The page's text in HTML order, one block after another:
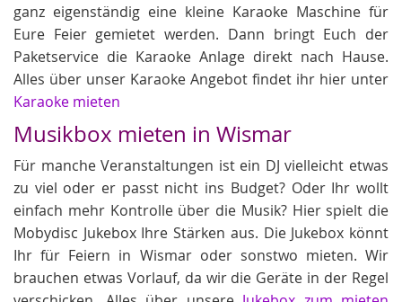
ganz eigenständig eine kleine Karaoke Maschine für
Eure Feier gemietet werden. Dann bringt Euch der
Paketservice die Karaoke Anlage direkt nach Hause.
Alles über unser Karaoke Angebot findet ihr hier unter
Karaoke mieten
Musikbox mieten in Wismar
Für manche Veranstaltungen ist ein DJ vielleicht etwas
zu viel oder er passt nicht ins Budget? Oder Ihr wollt
einfach mehr Kontrolle über die Musik? Hier spielt die
Mobydisc Jukebox Ihre Stärken aus. Die Jukebox könnt
Ihr für Feiern in Wismar oder sonstwo mieten. Wir
brauchen etwas Vorlauf, da wir die Geräte in der Regel